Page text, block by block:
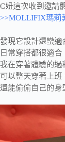
C妞這次收到邀請
>>MOLLIFIX瑪莉
發現它設計還蠻適
日常穿搭都很適合
我在穿著體驗的過
可以整天穿著上班
還能偷偷自己的身